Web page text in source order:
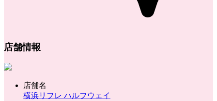
店舗情報
店舗名
横浜リフレ ハルフウェイ